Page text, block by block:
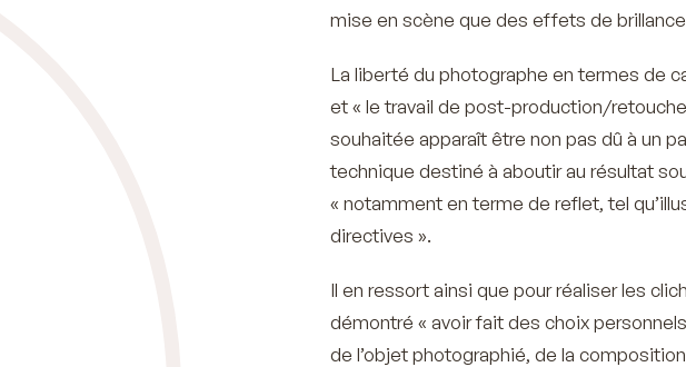
mise en scène que des effets de
La liberté du photographe en termes de
et« le travail de post-production/
souhaitée apparaît être non pas dû à un
technique destiné à aboutir au résultat
« notamment en terme de reflet, tel
directives ».
Il en ressort ainsi que pour réaliser les
démontré « avoir fait des choix
de l’objet photographié, de la